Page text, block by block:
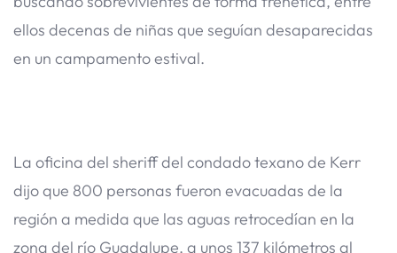
ellos decenas de niñas que seguían desaparecidas
en un campamento estival.
La oficina del sheriff del condado texano de Kerr
dijo que 800 personas fueron evacuadas de la
región a medida que las aguas retrocedían en la
zona del río Guadalupe, a unos 137 kilómetros al